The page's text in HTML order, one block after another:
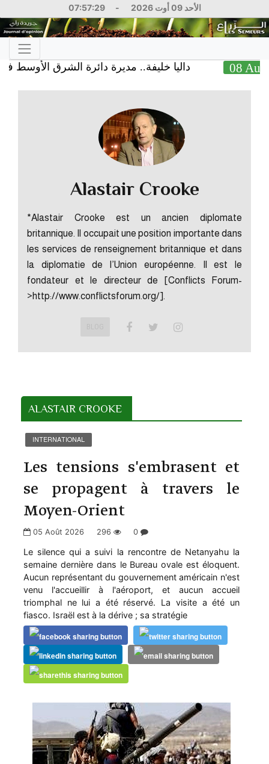
الأحد 09 أوت 2026 -
07:57:30
داليا خليفة.. مديرة دائرة الشرق الأوسط في البنك
Alastair Crooke
*Alastair Crooke est un ancien diplomate
britannique. Il occupait une position importante dans
les services de renseignement britannique et dans
la diplomatie de l’Union européenne. Il est le
fondateur et le directeur de [Conflicts Forum-
>http://www.conflictsforum.org/].
ALASTAIR CROOKE
INTERNATIONAL
Les tensions s'embrasent et
se propagent à travers le
Moyen-Orient
05 Août 2026 296 0
Le silence qui a suivi la rencontre de Netanyahu la
semaine dernière dans le Bureau ovale est éloquent.
Aucun représentant du gouvernement américain n'est
venu l'accueillir à l'aéroport, et aucun accueil
triomphal ne lui a été réservé. La visite a été un
fiasco. Israël est à la dérive ; sa stratégie